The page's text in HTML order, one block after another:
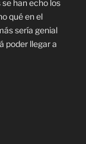
se han echo los
qué en el
sería genial
poder llegar a